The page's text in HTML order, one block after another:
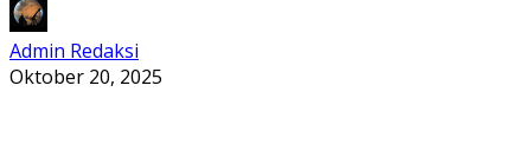
Admin Redaksi
Oktober 20, 2025